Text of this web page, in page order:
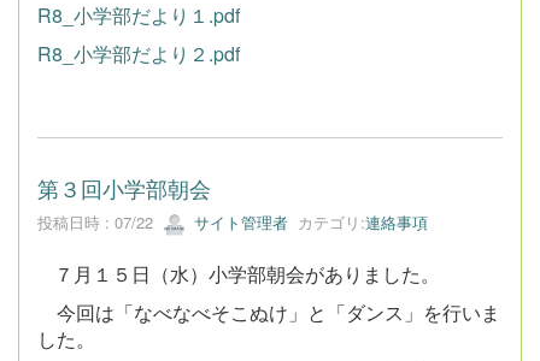
R8_小学部だより１.pdf
R8_小学部だより２.pdf
第３回小学部朝会
投稿日時 : 07/22 サイト管理者 カテゴリ:連絡事項
７月１５日（水）小学部朝会がありました。
今回は「なべなべそこぬけ」と「ダンス」を行いま
した。